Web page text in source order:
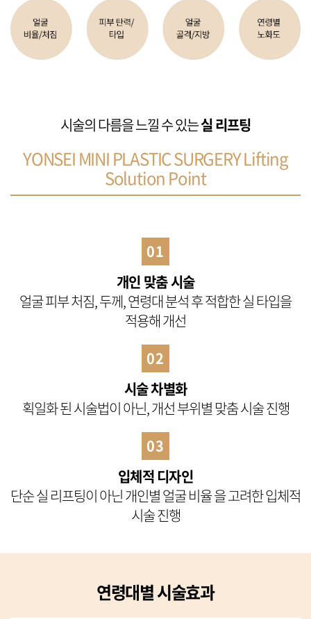
시술의 다름을 느낄 수 있는실 리프팅
YONSEI MINI PLASTIC SURGERY Lifting
Solution Point
01
개인 맞춤 시술
얼굴 피부 처짐, 두께, 연령대 분석 후적합한 실 타입을
적용해 개선
02
시술 차별화
획일화 된 시술법이 아닌,개선 부위별 맞춤 시술 진행
03
입체적 디자인
단순 실 리프팅이 아닌 개인별 얼굴비율 을 고려한 입체적
시술 진행
연령대별 시술효과